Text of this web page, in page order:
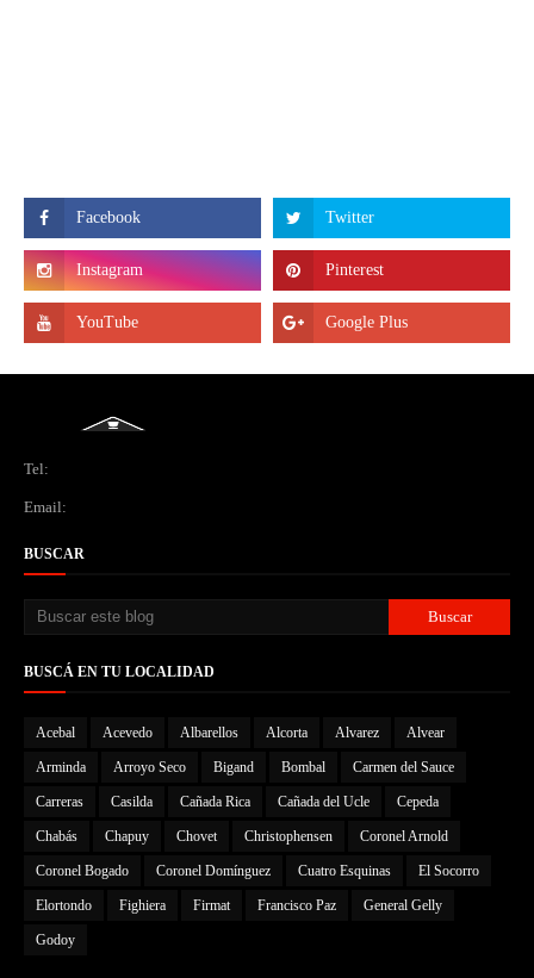
Tel:
Email:
BUSCAR
BUSCÁ EN TU LOCALIDAD
Acebal Acevedo Albarellos Alcorta Alvarez Alvear
Arminda Arroyo Seco Bigand Bombal Carmen del Sauce
Carreras Casilda Cañada Rica Cañada del Ucle Cepeda
Chabás Chapuy Chovet Christophensen Coronel Arnold
Coronel Bogado Coronel Domínguez Cuatro Esquinas El Socorro
Elortondo Fighiera Firmat Francisco Paz General Gelly
Godoy